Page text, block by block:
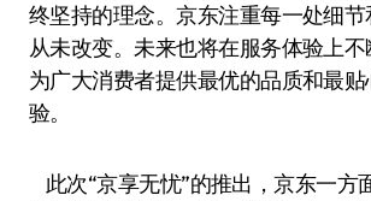
终坚持的理念。京东注重每一处细
从未改变。未来也将在服务体验上不
为广大消费者提供最优的品质和最
验。
此次“京享无忧”的推出，京东一方